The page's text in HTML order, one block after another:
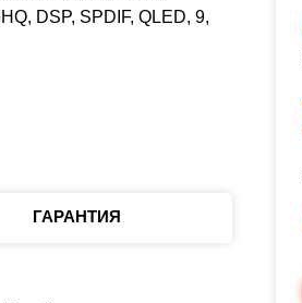
DSP, SPDIF, QLED, 9,
ГАРАНТИЯ